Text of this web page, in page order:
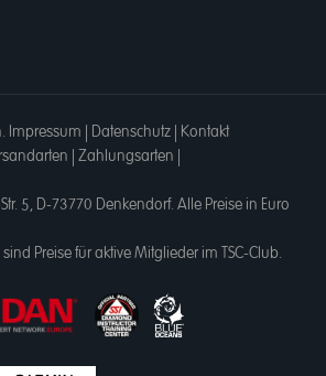
Impressum Datenschutz| Kontakt
Zahlungsarten
5, D-73770 Denkendorf. Alle Preise in Euro
Preise für aktive Mitglieder im TSC-Club.